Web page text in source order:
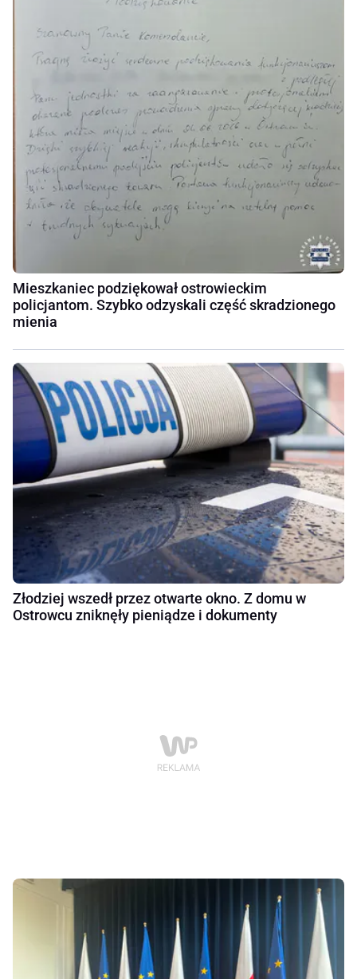
Mieszkaniec podziękował ostrowieckim
policjantom. Szybko odzyskali część skradzionego
mienia
Złodziej wszedł przez otwarte okno. Z domu w
Ostrowcu zniknęły pieniądze i dokumenty